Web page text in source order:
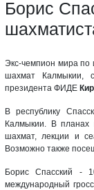
Борис
Экс-чемпион мира по
шахмат Калмыкии,
президента ФИДЕ
В республику
Калмыкии. В планах
шахмат, лекции и
Возможно также
Борис Спасский -
международный